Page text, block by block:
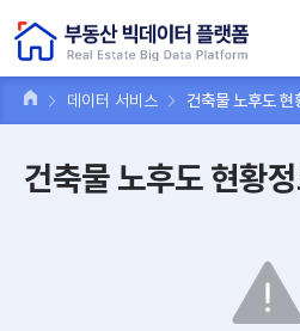
데이터 서비스 건축물 노후도 현
건축물 노후도 현황